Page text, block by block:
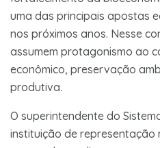
uma das principais apostas
nos próximos anos. Nesse
assumem protagonismo ao
econômico, preservação
produtiva.
O superintendente do
instituição de representação